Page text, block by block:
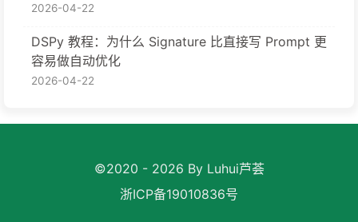
2026-04-22
DSPy 教程：为什么 Signature 比直接写 Prompt 更
容易做自动优化
2026-04-22
©2020 - 2026 By Luhui芦荟
浙ICP备19010836号